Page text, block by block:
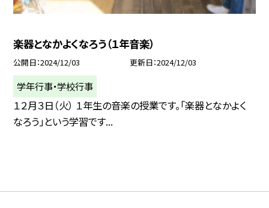
楽器となかよくなろう（１年音楽）
公開日 2024/12/03 更新日 2024/12/03
学年行事・学校行事
１２月３日（火） １年生の音楽の授業です。「楽器となかよく
なろう」という学習です...